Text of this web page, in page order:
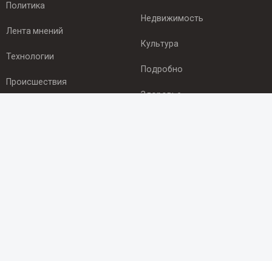
Политика
Лента мнений
Технологии
Происшествия
Недвижимость
Культура
Подробно
Здоровье